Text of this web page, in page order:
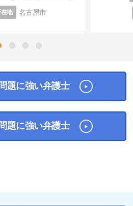
在地 名古屋市
題に強い弁護士
題に強い弁護士